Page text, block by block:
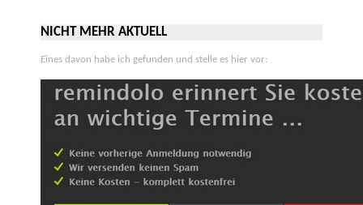
NICHT MEHR AKTUELL
Eines davon habe ich gefunden und stelle es hier vor: